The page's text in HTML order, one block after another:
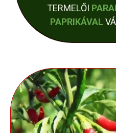
TERMELŐI
PAPRIKÁVAL